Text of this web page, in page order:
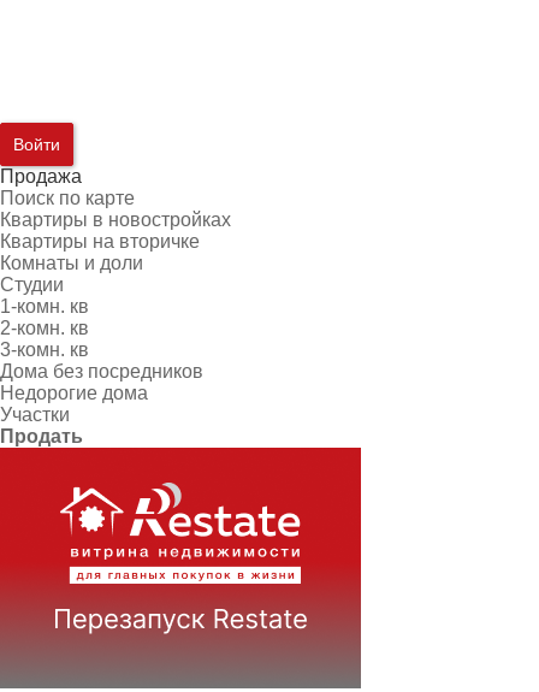
Войти
Продажа
Поиск по карте
Квартиры в новостройках
Квартиры на вторичке
Комнаты и доли
Студии
1-комн. кв
2-комн. кв
3-комн. кв
Дома без посредников
Недорогие дома
Участки
Продать